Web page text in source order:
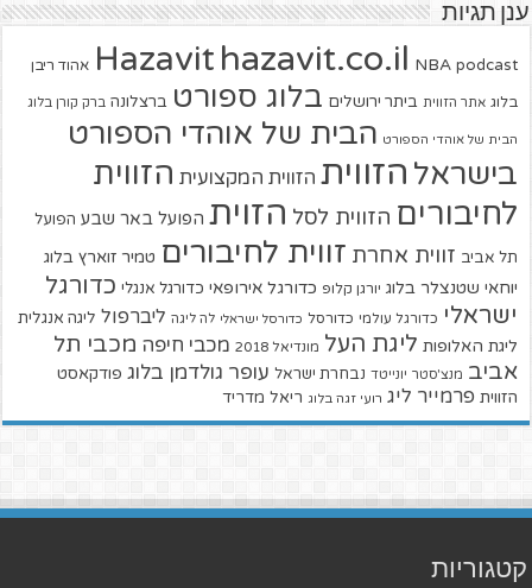
ענן תגיות
Hazavit hazavit.co.il NBA podcast אהוד ריבן
בלוג אתר הזווית ביתר ירושלים בלוג ספורט ברצלונה ברק קורן בלוג
הבית של אוהדי הספורט הבית של אוהדי הספורט
בישראל הזווית הזווית המקצועית הזווית
לחיבורים הזווית לסל הזוית הפועל באר שבע הפועל
תל אביב זווית אחרת זווית לחיבורים טמיר זוארץ בלוג
יוחאי שטנצלר בלוג יורגן קלופ כדורגל אירופאי כדורגל אנגלי כדורגל
ישראלי כדורגל עולמי כדורסל כדורסל ישראלי לה ליגה ליברפול ליגה אנגלית
ליגת האלופות ליגת העל מונדיאל 2018 מכבי חיפה מכבי תל
אביב מנצ'סטר יונייטד נבחרת ישראל עופר גולדמן בלוג פודקאסט
הזווית פרמייר ליג רועי זגה בלוג ריאל מדריד
קטגוריות